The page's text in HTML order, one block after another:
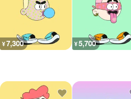
¥7,300 ¥5,700